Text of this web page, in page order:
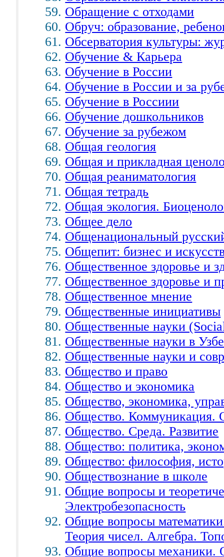
Обращение с отходами
Обруч: образование,
Обсерватория культуры:
Обучение & Карьера
Обучение в России
Обучение в России и за
Обучение в Россиии
Обучение дошкольников
Обучение за рубежом
Общая геология
Общая и прикладная
Общая реаниматология
Общая тетрадь
Общая экология.
Общее дело
Общенациональный
Общепит: бизнес и
Общественное здоровье и
Общественное здоровье и
Общественное мнение
Общественные инициативы
Общественные науки
Общественные науки в
Общественные науки и
Общество и право
Общество и экономика
Общество, экономика,
Общество. Коммуникация.
Общество. Среда. Развитие
Общество: политика,
Общество: философия,
Обществознание в школе
Общие вопросы и
Электробезопасность
Общие вопросы
Теория чисел. Алгебра.
Общие вопросы механики.